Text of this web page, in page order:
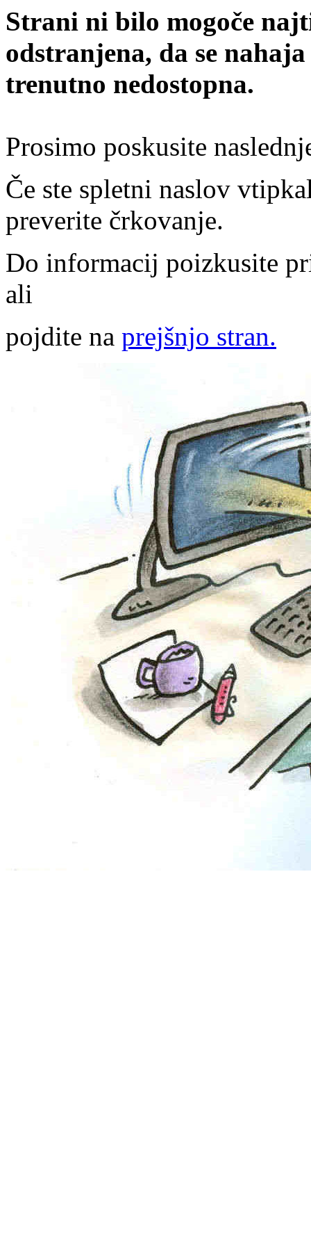
Strani ni bilo mogoče
odstranjena, da se
trenutno nedostopna.
Prosimo poskusite
Če ste spletni naslov
preverite črkovanje.
Do informacij poizkusite
ali
pojdite na prejšnjo stran.